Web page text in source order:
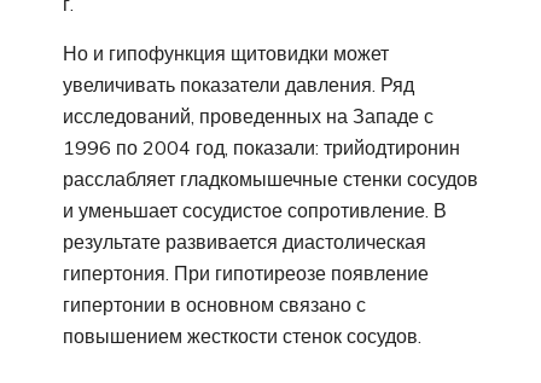
Но и гипофункция щитовидки может
увеличивать показатели давления. Ряд
исследований, проведенных на Западе с
1996 по 2004 год, показали: трийодтиронин
расслабляет гладкомышечные стенки сосудов
и уменьшает сосудистое сопротивление. В
результате развивается диастолическая
гипертония. При гипотиреозе появление
гипертонии в основном связано с
повышением жесткости стенок сосудов.